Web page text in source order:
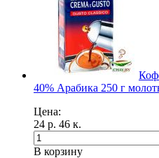
40% Арабика 250 г
Цена:
24 р. 46 к.
В корзину